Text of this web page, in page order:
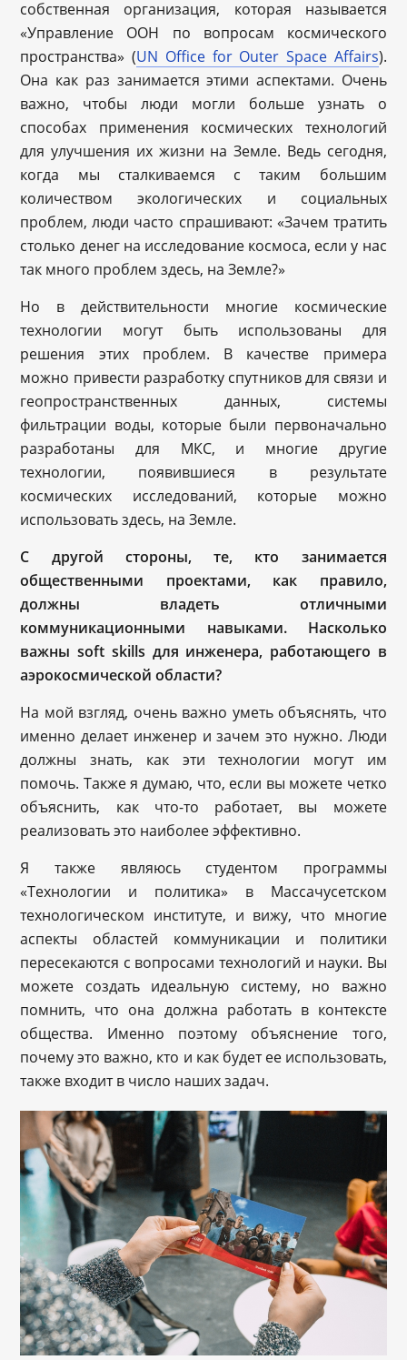
собственная организация, которая называется
«Управление ООН по вопросам космического
пространства» (UN Office for Outer Space Affairs).
Она как раз занимается этими аспектами. Очень
важно, чтобы люди могли больше узнать о
способах применения космических технологий
для улучшения их жизни на Земле. Ведь сегодня,
когда мы сталкиваемся с таким большим
количеством экологических и социальных
проблем, люди часто спрашивают: «Зачем тратить
столько денег на исследование космоса, если у нас
так много проблем здесь, на Земле?»
Но в действительности многие космические
технологии могут быть использованы для
решения этих проблем. В качестве примера
можно привести разработку спутников для связи и
геопространственных данных, системы
фильтрации воды, которые были первоначально
разработаны для МКС, и многие другие
технологии, появившиеся в результате
космических исследований, которые можно
использовать здесь, на Земле.
С другой стороны, те, кто занимается
общественными проектами, как правило,
должны владеть отличными
коммуникационными навыками. Насколько
важны soft skills для инженера, работающего в
аэрокосмической области?
На мой взгляд, очень важно уметь объяснять, что
именно делает инженер и зачем это нужно. Люди
должны знать, как эти технологии могут им
помочь. Также я думаю, что, если вы можете четко
объяснить, как что-то работает, вы можете
реализовать это наиболее эффективно.
Я также являюсь студентом программы
«Технологии и политика» в Массачусетском
технологическом институте, и вижу, что многие
аспекты областей коммуникации и политики
пересекаются с вопросами технологий и науки. Вы
можете создать идеальную систему, но важно
помнить, что она должна работать в контексте
общества. Именно поэтому объяснение того,
почему это важно, кто и как будет ее использовать,
также входит в число наших задач.